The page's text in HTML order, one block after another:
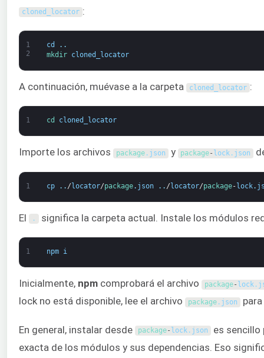
cloned_locator :
1
2
cd . .
mkdir cloned_locator
A continuación, muévase a la carpeta cloned_locator :
1 cd cloned_locator
Importe los archivos package. json y package- lock . json
1 cp . . /locator/package. json . . /locator/package-lock.
El . significa la carpeta actual. Instale los módulos
1 npm i
Inicialmente, npm comprobará el archivo package- lock.
lock no está disponible, lee el archivo package. json para
En general, instalar desde package- lock. json es sencillo
exacta de los módulos y sus dependencias. Eso